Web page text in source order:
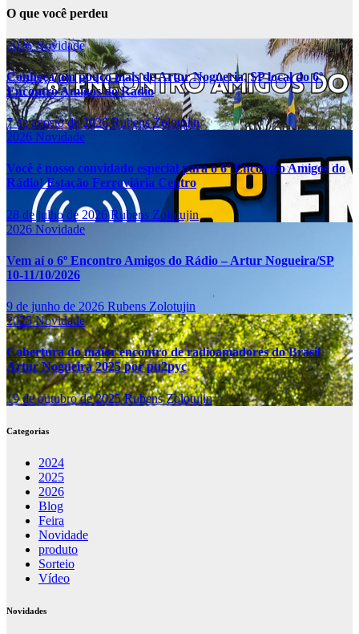
O que você perdeu
2026Novidade
Conheça um pouco mais de Artur Nogueria, SP local do 6º
Encontro Amigos do Rádio
7 de agosto de 2026Rubens Zolotujin
2026 Novidade
Você é nosso convidado especial para o 6º Encontro Amigos do
Rádio! Estação Ferroviária Centro
28 de julho de 2026Rubens Zolotujin
2026 Novidade
Vem aí o 6º Encontro Amigos do Rádio – Artur Nogueira/SP
10-11/10/2026
9 de junho de 2026 Rubens Zolotujin
2025Novidade
Cobertura do maior encontro de radioamadores do Brasil
Artur Nogueira 2025 por pu2pyc
19 de outubro de 2025Rubens Zolotujin
Categorias
2024
2025
2026
Blog
Feira
Novidade
produto
Sorteio
Vídeo
Novidades